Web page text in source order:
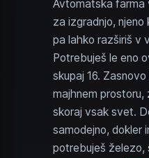
Avtomatska farma
za izgradnjo,
pa lahko razširiš v
Potrebuješ le eno
skupaj 16.
majhnem prostoru,
skoraj vsak svet.
samodejno, dokler
potrebuješ železo,